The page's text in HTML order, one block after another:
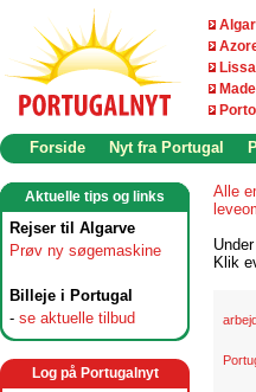
Porto
Forside Nyt fra Portugal
Aktuelle tips og links
Rejser til Algarve
Prøv ny søgemaskine
Billeje i Portugal
- se aktuelle tilbud
Log på Portugalnyt
Alle
Klik